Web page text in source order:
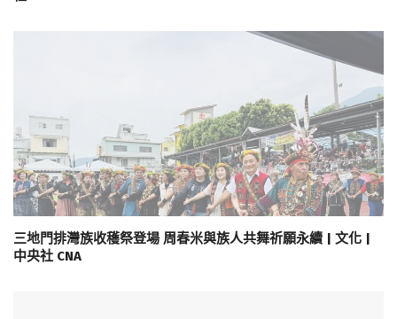
三地門排灣族收穫祭登場 周春米與族人共舞祈願永續 | 文化 |
中央社 CNA